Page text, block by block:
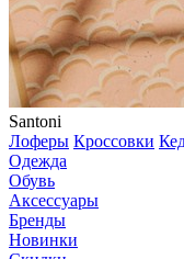
Santoni
Лоферы Кроссовки
Одежда
Обувь
Аксессуары
Бренды
Новинки